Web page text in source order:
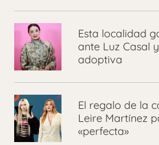
Esta localidad
ante Luz Casal
adoptiva
El regalo de la
Leire Martínez
«perfecta»